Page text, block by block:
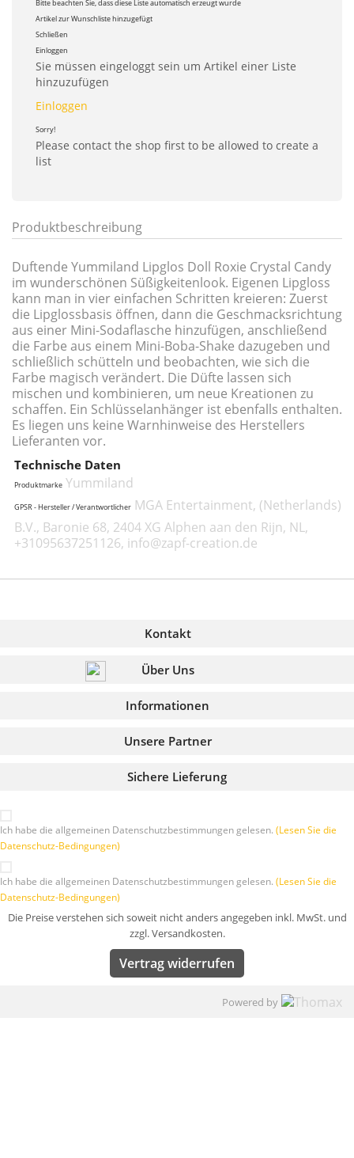
Bitte beachten Sie, dass diese Liste automatisch erzeugt wurde
Artikel zur Wunschliste hinzugefügt
Schließen
Einloggen
Sie müssen eingeloggt sein um Artikel einer Liste
hinzuzufügen
Einloggen
Sorry!
Please contact the shop first to be allowed to create a
list
Produktbeschreibung
Duftende Yummiland Lipglos Doll Roxie Crystal Candy
im wunderschönen Süßigkeitenlook. Eigenen Lipgloss
kann man in vier einfachen Schritten kreieren: Zuerst
die Lipglossbasis öffnen, dann die Geschmacksrichtung
aus einer Mini-Sodaflasche hinzufügen, anschließend
die Farbe aus einem Mini-Boba-Shake dazugeben und
schließlich schütteln und beobachten, wie sich die
Farbe magisch verändert. Die Düfte lassen sich
mischen und kombinieren, um neue Kreationen zu
schaffen. Ein Schlüsselanhänger ist ebenfalls enthalten.
Es liegen uns keine Warnhinweise des Herstellers
Lieferanten vor.
Technische Daten
Produktmarke Yummiland
GPSR - Hersteller / Verantwortlicher MGA Entertainment, (Netherlands)
B.V., Baronie 68, 2404 XG Alphen aan den Rijn, NL,
+31095637251126, info@zapf-creation.de
Kontakt
Über Uns
Informationen
Sichere Lieferung
Unsere Partner
Ich habe die allgemeinen Datenschutzbestimmungen gelesen. (Lesen Sie die
Datenschutz-Bedingungen)
Ich habe die allgemeinen Datenschutzbestimmungen gelesen. (Lesen Sie die
Datenschutz-Bedingungen)
Die Preise verstehen sich soweit nicht anders angegeben inkl. MwSt. und
zzgl. Versandkosten.
Vertrag widerrufen
Powered by